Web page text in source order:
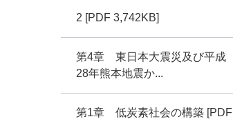
2 [PDF 3,742KB]
第4章 東日本大震災及び平成
28年熊本地震か...
第1章 低炭素社会の構築 [PDF